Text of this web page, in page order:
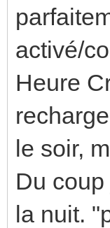
activé/
Heure
le soir,
Du
la nuit.